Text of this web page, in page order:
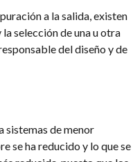
a la salida, existen
selección de una u otra
del diseño y de
sistemas de menor
se ha reducido y lo que se